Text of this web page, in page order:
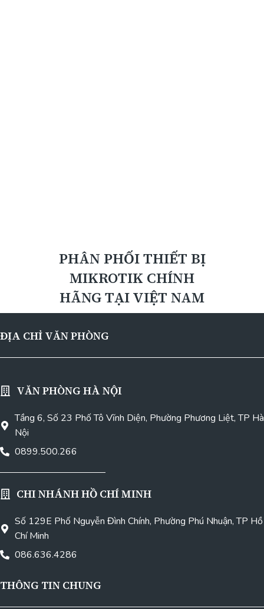
PHÂN PHỐI THIẾT BỊ
MIKROTIK CHÍNH
HÃNG TẠI VIỆT NAM
ĐỊA CHỈ VĂN PHÒNG
VĂN PHÒNG HÀ NỘI
Tầng 6, Số 23 Phố Tô Vĩnh Diện, Phường Phương Liệt, TP Hà
Nội
0899.500.266
CHI NHÁNH HỒ CHÍ MINH
Số 129E Phố Nguyễn Đình Chính, Phường Phú Nhuận, TP Hồ
Chí Minh
086.636.4286
THÔNG TIN CHUNG